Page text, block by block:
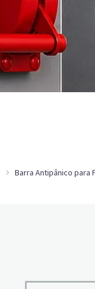
Barra Antipânico para